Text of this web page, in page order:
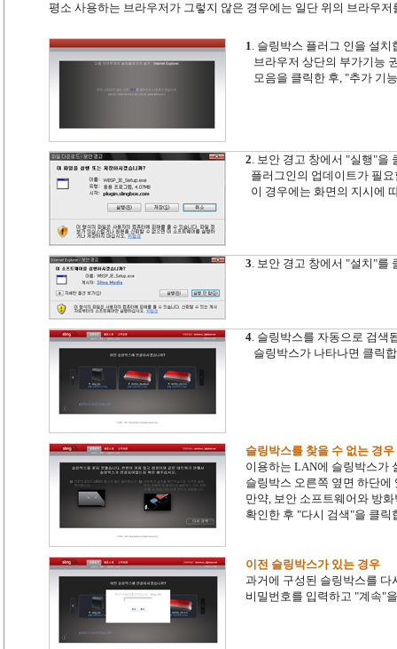
평소 사용하는 브라우저가 그렇지 않은 경우에는 일단 위의 브라우
1. 슬링박스 플러그 인을 설치
브라우저 상단의 부가기능
모음을 클릭한 후, "추가 기
2. 보안 경고 창에서 "실행"을
플러그인의 업데이트가 필
이 경우에는 화면의 지시에
3. 보안 경고 창에서 "설치"를
4. 슬링박스를 자동으로 검색
슬링박스가 나타나면 클릭
슬링박스를 찾을 수 없는 경우
이용하는 LAN에 슬링박스가
슬링박스 오른쪽 옆면 하단에
만약, 보안 소프트웨어와 방
확인한 후 "다시 검색"을 클릭
이전 슬링박스가 있는 경우
과거에 구성된 슬링박스를 다
비밀번호를 입력하고 "계속"